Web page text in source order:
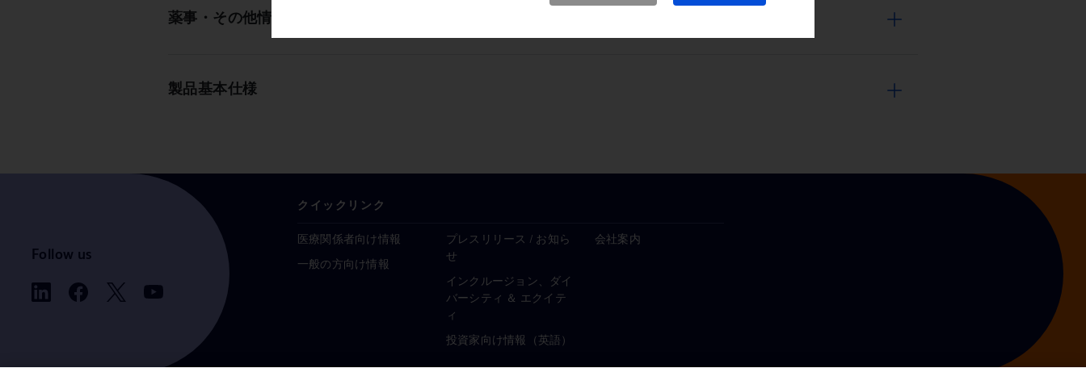
薬事・その他情報
製品基本仕様
Follow us
クイックリンク
医療関係者向け情報
一般の方向け情報
プレスリリース / お知ら
せ
インクルージョン、ダイ
バーシティ ＆ エクイテ
ィ
投資家向け情報（英語）
会社案内